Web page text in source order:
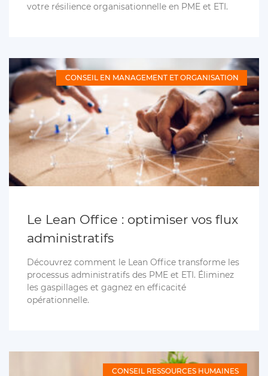
votre résilience organisationnelle en PME et ETI.
CONSEIL EN MANAGEMENT ET ORGANISATION
Le Lean Office : optimiser vos flux
administratifs
Découvrez comment le Lean Office transforme les
processus administratifs des PME et ETI. Éliminez
les gaspillages et gagnez en efficacité
opérationnelle.
CONSEIL RESSOURCES HUMAINES